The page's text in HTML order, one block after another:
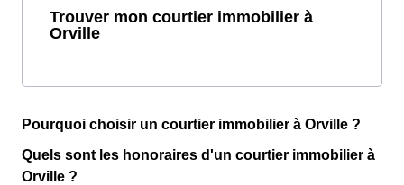
Trouver mon courtier immobilier à
Orville
Pourquoi choisir un courtier immobilier à Orville ?
Quels sont les honoraires d'un courtier immobilier à
Orville ?